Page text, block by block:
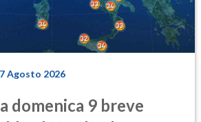
7 Agosto 2026
domenica 9 breve